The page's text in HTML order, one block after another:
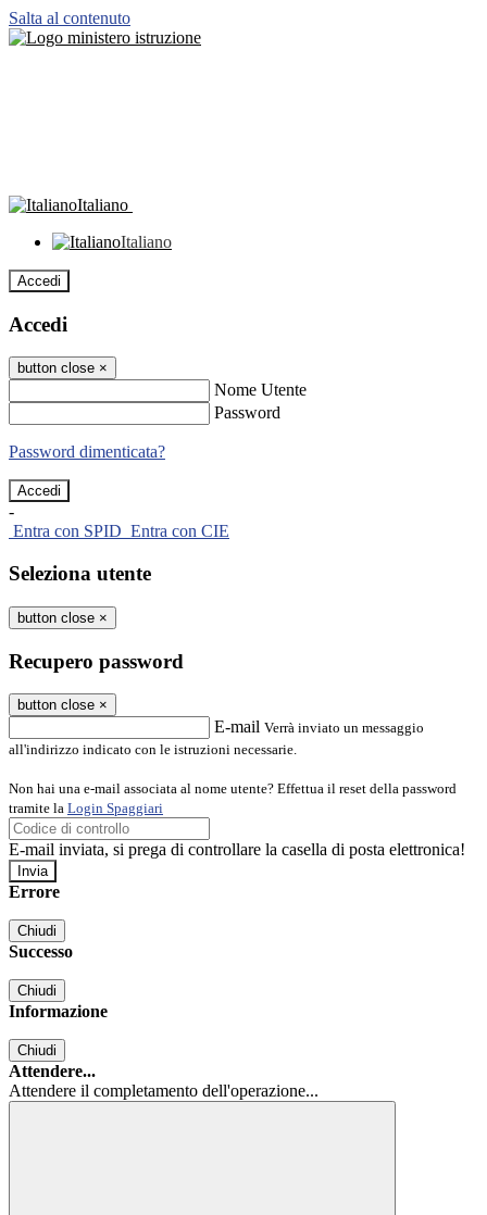
Salta al contenuto
Italiano
Italiano
Accedi
Accedi
button close ×
Nome Utente
Password
Password dimenticata?
-
Entra con SPID Entra con CIE
Seleziona utente
button close ×
Recupero password
button close ×
E-mail Verrà inviato un messaggio
all'indirizzo indicato con le istruzioni necessarie.
Non hai una e-mail associata al nome utente? Effettua il reset della password
tramite la Login Spaggiari
E-mail inviata, si prega di controllare la casella di posta elettronica!
Errore
Chiudi
Successo
Chiudi
Informazione
Chiudi
Attendere...
Attendere il completamento dell'operazione...